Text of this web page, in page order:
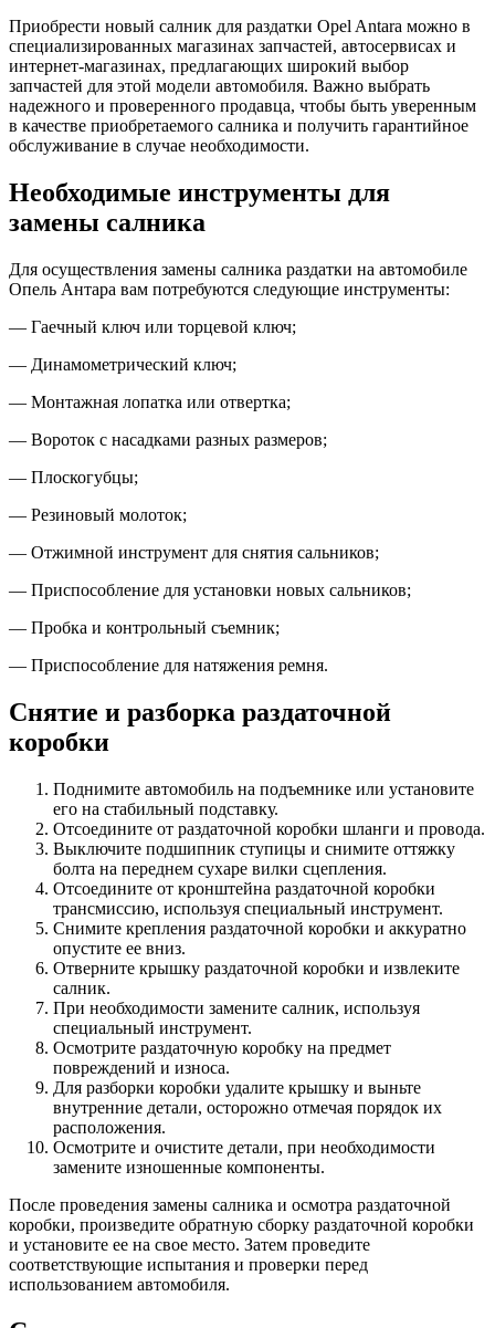
Приобрести новый салник для раздатки Opel Antara можно в
специализированных магазинах запчастей, автосервисах и
интернет-магазинах, предлагающих широкий выбор
запчастей для этой модели автомобиля. Важно выбрать
надежного и проверенного продавца, чтобы быть уверенным
в качестве приобретаемого салника и получить гарантийное
обслуживание в случае необходимости.
Необходимые инструменты для
замены салника
Для осуществления замены салника раздатки на автомобиле
Опель Антара вам потребуются следующие инструменты:
— Гаечный ключ или торцевой ключ;
— Динамометрический ключ;
— Монтажная лопатка или отвертка;
— Вороток с насадками разных размеров;
— Плоскогубцы;
— Резиновый молоток;
— Отжимной инструмент для снятия сальников;
— Приспособление для установки новых сальников;
— Пробка и контрольный съемник;
— Приспособление для натяжения ремня.
Снятие и разборка раздаточной
коробки
Поднимите автомобиль на подъемнике или установите
его на стабильный подставку.
Отсоедините от раздаточной коробки шланги и провода.
Выключите подшипник ступицы и снимите оттяжку
болта на переднем сухаре вилки сцепления.
Отсоедините от кронштейна раздаточной коробки
трансмиссию, используя специальный инструмент.
Снимите крепления раздаточной коробки и аккуратно
опустите ее вниз.
Отверните крышку раздаточной коробки и извлеките
салник.
При необходимости замените салник, используя
специальный инструмент.
Осмотрите раздаточную коробку на предмет
повреждений и износа.
Для разборки коробки удалите крышку и выньте
внутренние детали, осторожно отмечая порядок их
расположения.
Осмотрите и очистите детали, при необходимости
замените изношенные компоненты.
После проведения замены салника и осмотра раздаточной
коробки, произведите обратную сборку раздаточной коробки
и установите ее на свое место. Затем проведите
соответствующие испытания и проверки перед
использованием автомобиля.